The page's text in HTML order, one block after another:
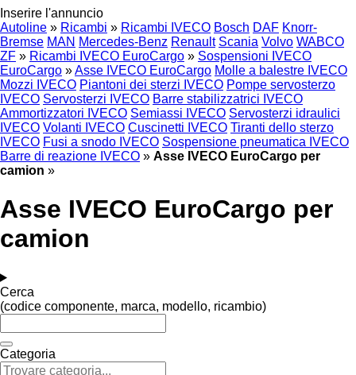
Inserire l'annuncio
Autoline » Ricambi » Ricambi IVECO Bosch DAF Knorr-
Bremse MAN Mercedes-Benz Renault Scania Volvo WABCO
ZF » Ricambi IVECO EuroCargo » Sospensioni IVECO
EuroCargo »Asse IVECO EuroCargo Molle a balestre IVECO
Mozzi IVECO Piantoni dei sterzi IVECO Pompe servosterzo
IVECO Servosterzi IVECO Barre stabilizzatrici IVECO
Ammortizzatori IVECO Semiassi IVECO Servosterzi idraulici
IVECO Volanti IVECO Cuscinetti IVECO Tiranti dello sterzo
IVECO Fusi a snodo IVECO Sospensione pneumatica IVECO
Barre di reazione IVECO » Asse IVECO EuroCargo per
camion »
Asse IVECO EuroCargo per
camion
Cerca
(codice componente, marca, modello, ricambio)
Categoria